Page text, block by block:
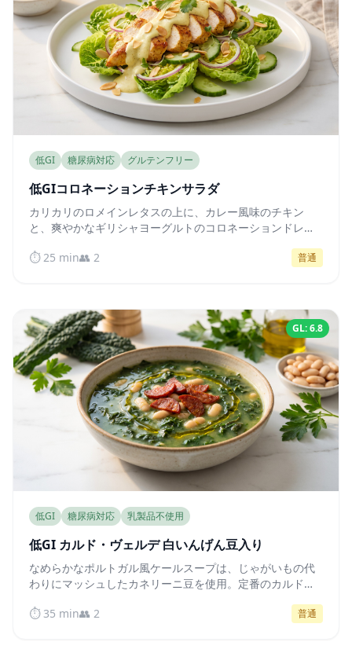
低GI 糖尿病対応 グルテンフリー
低GIコロネーションチキンサラダ
カリカリのロメインレタスの上に、カレー風味のチキン
と、爽やかなギリシャヨーグルトのコロネーションドレッ
成します。
⏱️ 25 min👥 2 普通
GL: 6.8
低GI 糖尿病対応 乳製品不使用
低GI カルド・ヴェルデ 白いんげん豆入り
なめらかなポルトガル風ケールスープは、じゃがいもの代
わりにマッシュしたカネリーニ豆を使用。定番のカルド・
プロファイルを実現します。
⏱️ 35 min👥 2 普通